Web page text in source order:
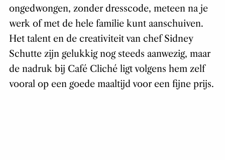
ongedwongen, zonder dresscode, meteen na je
werk of met de hele familie kunt aanschuiven.
Het talent en de creativiteit van chef Sidney
Schutte zijn gelukkig nog steeds aanwezig, maar
de nadruk bij Café Cliché ligt volgens hem zelf
vooral op een goede maaltijd voor een fijne prijs.